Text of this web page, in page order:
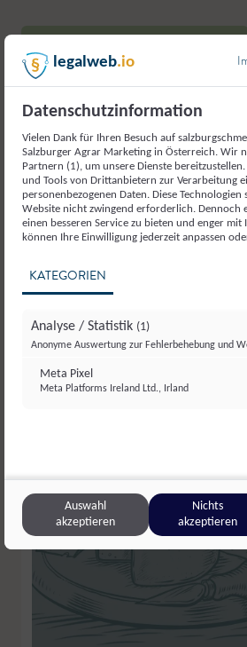
Weitere
Milch und
legalweb.io
Datenschutzinformation
Vielen Dank für Ihren Besuch auf
Salzburger Agrar Marketing in Österreich. Wir
Partnern (1), um unsere Dienste
und Tools von Drittanbietern zur Verarbeitung
personenbezogenen Daten. Diese
Website nicht zwingend erforderlich. Dennoch
einen besseren Service zu bieten und enger mit
können Ihre Einwilligung jederzeit anpassen
KATEGORIEN
Analyse / Statistik (1)
Anonyme Auswertung zur Fehlerbehebung und
Meta Pixel
Meta Platforms Ireland Ltd., Irland
Auswahl
akzeptieren
Nichts
akzeptieren